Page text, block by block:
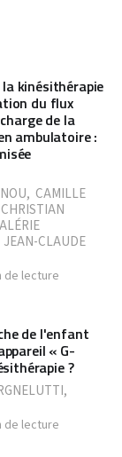
kinésithérapie
du flux
de la
ambulatoire :
, CAMILLE
CHRISTIAN
JEAN-CLAUDE
de lecture
de l'enfant
« G-
?
,
de lecture